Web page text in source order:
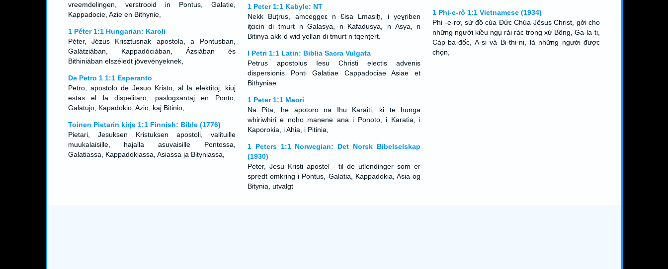
vreemdelingen, verstrooid in Pontus, Galatie,
Kappadocie, Azie en Bithynie,
1 Péter 1:1 Hungarian: Karoli
Péter, Jézus Krisztusnak apostola, a Pontusban,
Galátziában, Kappadóciában, Ázsiában és
Bithiniában elszéledt jövevényeknek,
De Petro 1 1:1 Esperanto
Petro, apostolo de Jesuo Kristo, al la elektitoj, kiuj
estas el la dispelitaro, paslogxantaj en Ponto,
Galatujo, Kapadokio, Azio, kaj Bitinio,
Toinen Pietarin kirje 1:1 Finnish: Bible (1776)
Pietari, Jesuksen Kristuksen apostoli, valituille
muukalaisille, hajalla asuvaisille Pontossa,
Galatiassa, Kappadokiassa, Asiassa ja Bityniassa,
1 Peter 1:1 Kabyle: NT
Nekk Buṭrus, amceggeɛ n Ɛisa Lmasiḥ, i yeɣṛiben
ițɛicin di tmurt n Galasya, n Kafadusya, n Asya, n
Bitinya akk-d wid yellan di tmurt n tqenṭert.
I Petri 1:1 Latin: Biblia Sacra Vulgata
Petrus apostolus Iesu Christi electis advenis
dispersionis Ponti Galatiae Cappadociae Asiae et
Bithyniae
1 Peter 1:1 Maori
Na Pita, he apotoro na Ihu Karaiti, ki te hunga
whiriwhiri e noho manene ana i Ponoto, i Karatia, i
Kaporokia, i Ahia, i Pitinia,
1 Peters 1:1 Norwegian: Det Norsk Bibelselskap
(1930)
Peter, Jesu Kristi apostel - til de utlendinger som er
spredt omkring i Pontus, Galatia, Kappadokia, Asia og
Bitynia, utvalgt
1 Phi-e-rô 1:1 Vietnamese (1934)
Phi -e-rơ, sứ đồ của Ðức Chúa Jêsus Christ, gởi cho
những người kiều ngụ rải rác trong xứ Bông, Ga-la-ti,
Cáp-ba-đốc, A-si và Bi-thi-ni, là những người được
chọn,